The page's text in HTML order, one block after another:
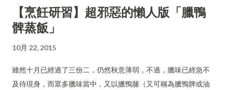
【烹飪研習】超邪惡的懶人版「臘鴨
髀蒸飯」
10月 22, 2015
雖然十月已經過了三份二，仍然秋意薄弱，不過，臘味已經急不
及待現身，而眾多臘味當中，又以臘鴨腿（又可稱為臘鴨髀或油